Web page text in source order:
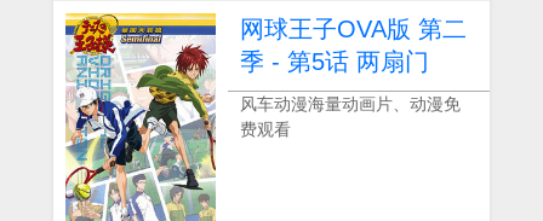
网球王子OVA版 第二
季 - 第5话 两扇门
风车动漫海量动画片、动漫免
费观看